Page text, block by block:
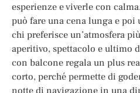
esperienze e viverle con
può fare una cena lunga e poi
chi preferisce un’atmosfera
aperitivo, spettacolo e ultimo
con balcone regala un plus
corto, perché permette di
notte di navigazione in una